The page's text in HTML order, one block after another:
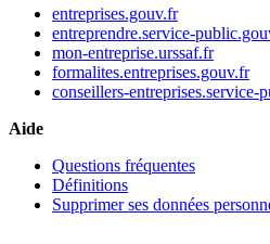
entreprises.gouv.fr
entreprendre.service-
mon-entreprise.urssaf.fr
formalites.entreprises.gouv.fr
conseillers-entreprises.service-
Aide
Questions fréquentes
Définitions
Supprimer ses données